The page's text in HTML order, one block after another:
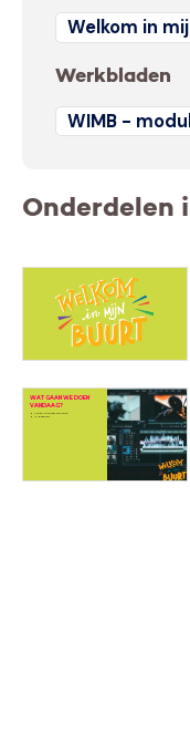
Welkom in
Werkbladen
WIMB -
Onderdelen
GENTRIFICATIE?
wat is dat?
Het verwaarlozen en armer maken van een buurt.
De grondprijzen en huizenprijzen worden daardoor laag. Huizen en grond
WAT GAAN WE DOEN
VANDAAG?
Video podcast afmaken
In gesprek..